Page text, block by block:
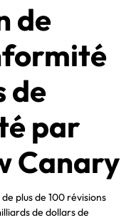
de
de
par
Canary
plus de 100 révisions
de dollars de